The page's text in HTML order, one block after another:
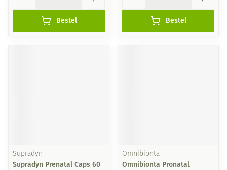
Bestel Bestel
Supradyn
Supradyn Prenatal Caps 60
Omnibionta
Omnibionta Pronatal